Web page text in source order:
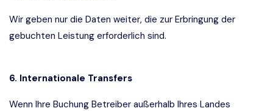
Wir geben nur die Daten weiter, die zur Erbringung der
gebuchten Leistung erforderlich sind.
6. Internationale Transfers
Wenn Ihre Buchung Betreiber außerhalb Ihres Landes